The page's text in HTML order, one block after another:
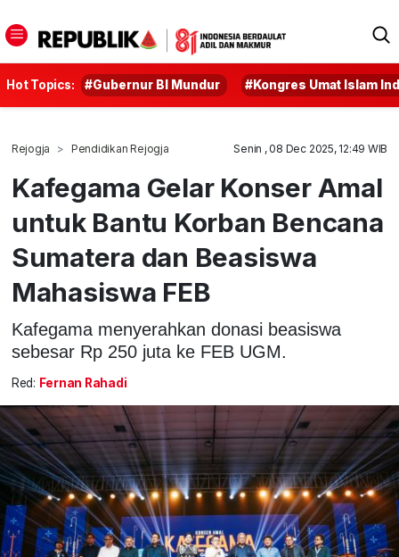
Hot Topics: #Gubernur BI Mundur #Kongres Umat Islam
Rejogja Pendidikan Rejogja Senin , 08 Dec 2025, 12:49 WIB
Kafegama Gelar Konser Amal
untuk Bantu Korban Bencana
Sumatera dan Beasiswa
Mahasiswa FEB
Kafegama menyerahkan donasi beasiswa
sebesar Rp 250 juta ke FEB UGM.
Red: Fernan Rahadi